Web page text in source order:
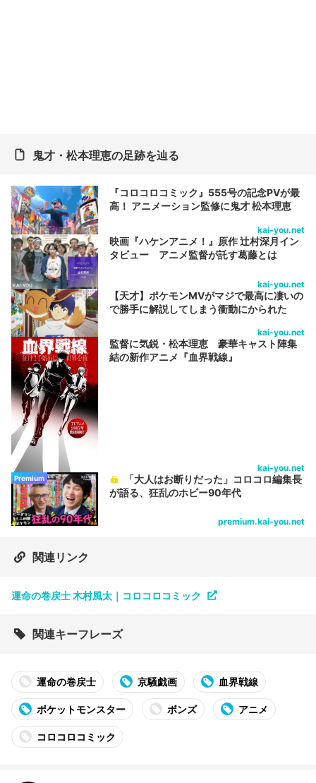
鬼才・松本理恵の足跡を辿る
『コロコロコミック』555号の記念PVが最
高！ アニメーション監修に鬼才 松本理恵
kai-you.net
映画『ハケンアニメ！』原作 辻村深月イン
タビュー アニメ監督が託す葛藤とは
kai-you.net
【天才】ポケモンMVがマジで最高に凄いの
で勝手に解説してしまう衝動にかられた
kai-you.net
監督に気鋭・松本理恵 豪華キャスト陣集
結の新作アニメ『血界戦線』
kai-you.net
Premium
「大人はお断りだった」コロコロ編集長
が語る、狂乱のホビー90年代
premium.kai-you.net
関連リンク
運命の巻戻士 木村風太｜コロコロコミック
関連キーフレーズ
運命の巻戻士 京騒戯画 血界戦線
ポケットモンスター ボンズ アニメ
コロコロコミック